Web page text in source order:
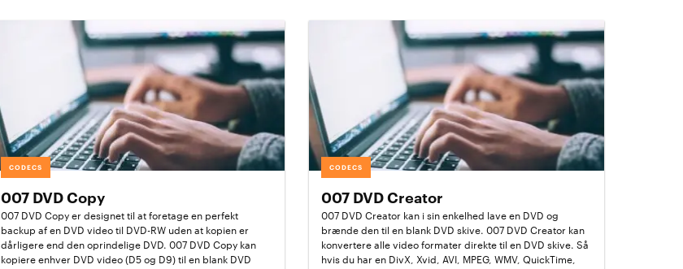
CODECS
007 DVD Copy
007 DVD Copy er designet til at foretage en perfekt
backup af en DVD video til DVD-RW uden at kopien er
dårligere end den oprindelige DVD. 007 DVD Copy kan
kopiere enhver DVD video (D5 og D9) til en blank DVD
CODECS
007 DVD Creator
007 DVD Creator kan i sin enkelhed lave en DVD og
brænde den til en blank DVD skive. 007 DVD Creator kan
konvertere alle video formater direkte til en DVD skive. Så
hvis du har en DivX, Xvid, AVI, MPEG, WMV, QuickTime,